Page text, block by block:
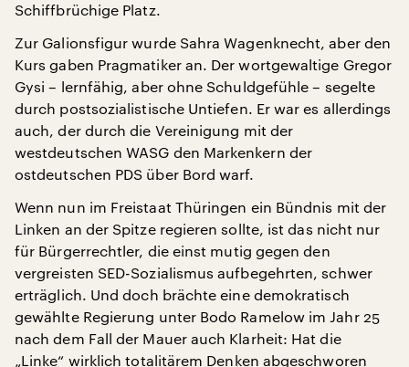
Schiffbrüchige Platz.
Zur Galionsfigur wurde Sahra Wagenknecht, aber den
Kurs gaben Pragmatiker an. Der wortgewaltige Gregor
Gysi – lernfähig, aber ohne Schuldgefühle – segelte
durch postsozialistische Untiefen. Er war es allerdings
auch, der durch die Vereinigung mit der
westdeutschen WASG den Markenkern der
ostdeutschen PDS über Bord warf.
Wenn nun im Freistaat Thüringen ein Bündnis mit der
Linken an der Spitze regieren sollte, ist das nicht nur
für Bürgerrechtler, die einst mutig gegen den
vergreisten SED-Sozialismus aufbegehrten, schwer
erträglich. Und doch brächte eine demokratisch
gewählte Regierung unter Bodo Ramelow im Jahr 25
nach dem Fall der Mauer auch Klarheit: Hat die
„Linke“ wirklich totalitärem Denken abgeschworen